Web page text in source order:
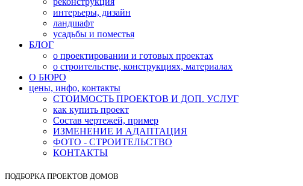
интерьеры, дизайн
ландшафт
усадьбы и поместья
БЛОГ
о проектировании и готовых проектах
о строительстве, конструкциях, материалах
О БЮРО
цены, инфо, контакты
СТОИМОСТЬ ПРОЕКТОВ И ДОП. УСЛУГ
как купить проект
Состав чертежей, пример
ИЗМЕНЕНИЕ И АДАПТАЦИЯ
ФОТО - СТРОИТЕЛЬСТВО
КОНТАКТЫ
ПОДБОРКА ПРОЕКТОВ ДОМОВ